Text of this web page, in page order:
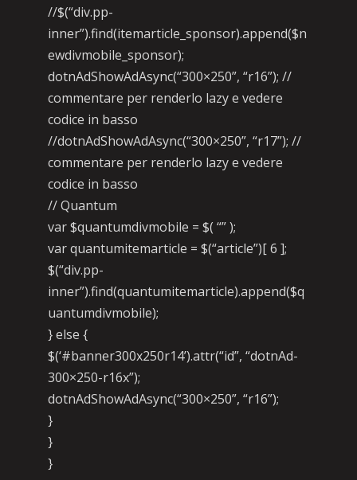
//$(“div.pp-
inner”).find(itemarticle_sponsor).append($n
ewdivmobile_sponsor);
dotnAdShowAdAsync(“300×250”, “r16”); //
commentare per renderlo lazy e vedere
codice in basso
//dotnAdShowAdAsync(“300×250”, “r17”); //
commentare per renderlo lazy e vedere
codice in basso
// Quantum
var $quantumdivmobile = $( “” );
var quantumitemarticle = $(“article”)[ 6 ];
$(“div.pp-
inner”).find(quantumitemarticle).append($q
uantumdivmobile);
} else {
$(‘#banner300x250r14’).attr(“id”, “dotnAd-
300×250-r16x”);
dotnAdShowAdAsync(“300×250”, “r16”);
}
}
}